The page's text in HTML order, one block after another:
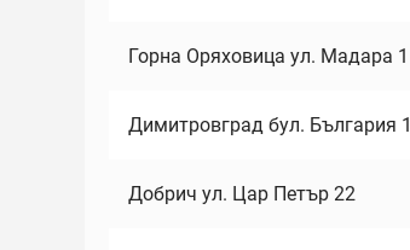
Горна Оряховица ул. Мадара 1
Димитровград бул. България 1
Добрич ул. Цар Петър 22